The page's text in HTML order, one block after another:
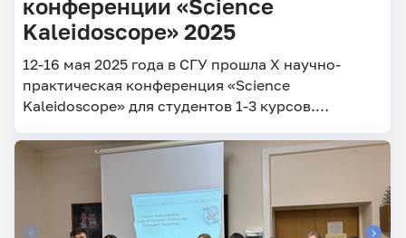
конференции «Science
Kaleidoscope» 2025
12-16 мая 2025 года в СГУ прошла X научно-
практическая конференция «Science
Kaleidoscope» для студентов 1-3 курсов.
кафедры английского языка и межкультурной
дисциплин, русского и иностранных языков.
Рабочий язык конференции – английский.